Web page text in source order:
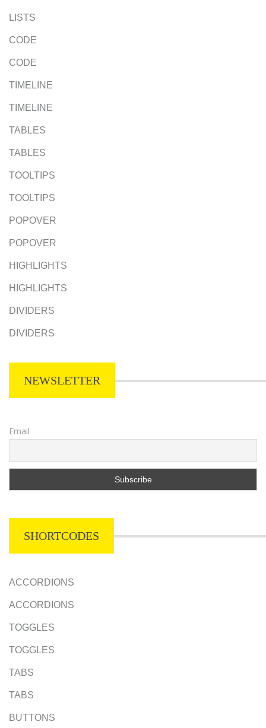
LISTS
CODE
CODE
TIMELINE
TIMELINE
TABLES
TABLES
TOOLTIPS
TOOLTIPS
POPOVER
POPOVER
HIGHLIGHTS
HIGHLIGHTS
DIVIDERS
DIVIDERS
NEWSLETTER
Email
SHORTCODES
ACCORDIONS
ACCORDIONS
TOGGLES
TOGGLES
TABS
TABS
BUTTONS